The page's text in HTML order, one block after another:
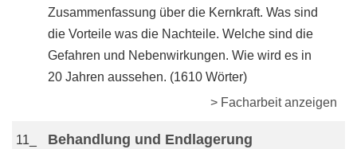
Zusammenfassung über die Kernkraft. Was sind
die Vorteile was die Nachteile. Welche sind die
Gefahren und Nebenwirkungen. Wie wird es in
20 Jahren aussehen. (1610 Wörter)
> Facharbeit anzeigen
11_
Behandlung und Endlagerung